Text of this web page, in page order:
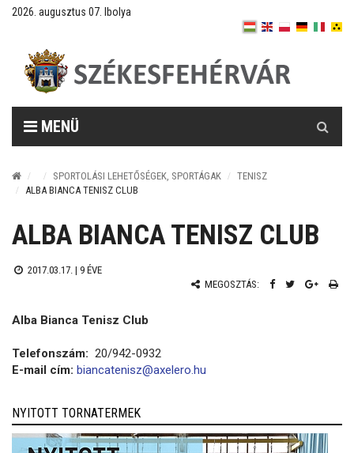
2026. augusztus 07. Ibolya
MENÜ
SPORTOLÁSI LEHETŐSÉGEK, SPORTÁGAK
TENISZ
ALBA BIANCA TENISZ CLUB
ALBA BIANCA TENISZ CLUB
2017.03.17. | 9 ÉVE
MEGOSZTÁS:
Alba Bianca Tenisz Club
Telefonszám: 20/942-0932
E-mail cím: biancatenisz@axelero.hu
NYITOTT TORNATERMEK